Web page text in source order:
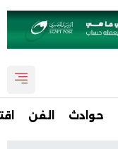
حوادث الفن